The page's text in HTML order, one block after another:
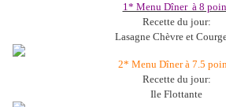
1* Menu Dîner à 8
Recette du jour:
Lasagne Chèvre et
2* Menu Dîner à 7.5
Recette du jour:
Ile Flottante